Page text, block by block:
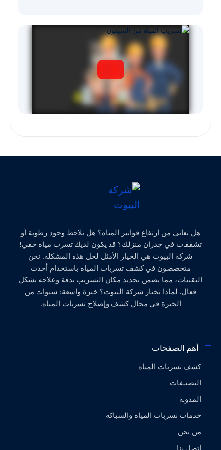
هل تعاني من ارتفاع فواتير المياه؟ هل تلاحظ وجود رطوبة أو
تشققات في جدران منزلك؟ قد يكون لديك تسرب مياه خفي!
شركة البيوت هي الخيار الأمثل لحل هذه المشكلة. نحن
متخصصون في كشف تسربات المياه باستخدام أحدث
التقنيات، مما يضمن تحديد مكان التسريب بدقة وعلاجه بشكل
فعال. لماذا تختار شركة البيوت؟ خبرة واسعة: سنوات من
الخبرة في مجال كشف وإصلاح تسربات المياه.
أهم الصفحات
كشف تسربات المياه
التصنيفات
المدونة
خدمات تسربات المياه والسباكه
من نحن
إتصل بنا